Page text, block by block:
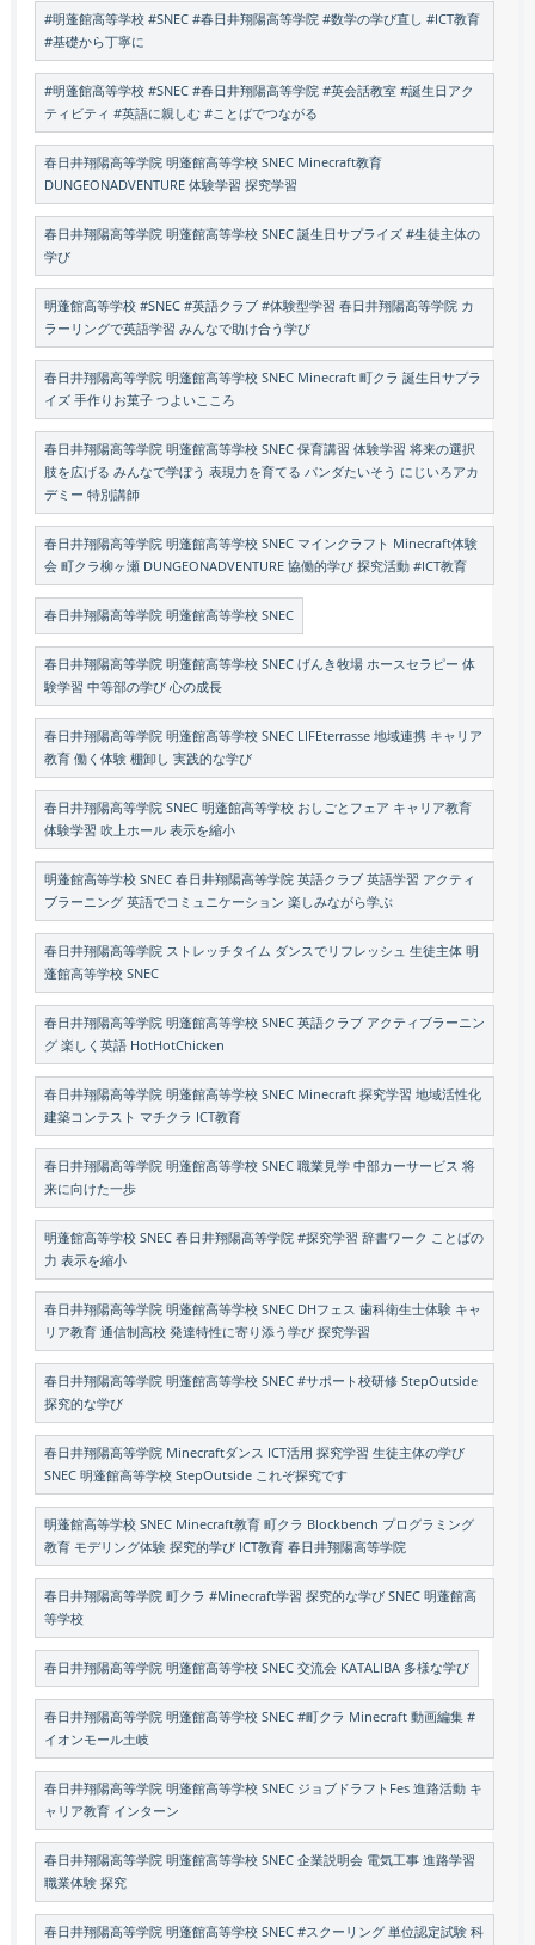
#明蓬館高等学校 #SNEC #春日井翔陽高等学院 #数学の学び直し #ICT教育
#基礎から丁寧に
#明蓬館高等学校 #SNEC #春日井翔陽高等学院 #英会話教室 #誕生日アク
ティビティ #英語に親しむ #ことばでつながる
春日井翔陽高等学院 明蓬館高等学校 SNEC Minecraft教育
DUNGEONADVENTURE 体験学習 探究学習
春日井翔陽高等学院 明蓬館高等学校 SNEC 誕生日サプライズ #生徒主体の
学び
明蓬館高等学校 #SNEC #英語クラブ #体験型学習 春日井翔陽高等学院 カ
ラーリングで英語学習 みんなで助け合う学び
春日井翔陽高等学院 明蓬館高等学校 SNEC Minecraft 町クラ 誕生日サプラ
イズ 手作りお菓子 つよいこころ
春日井翔陽高等学院 明蓬館高等学校 SNEC 保育講習 体験学習 将来の選択
肢を広げる みんなで学ぼう 表現力を育てる パンダたいそう にじいろアカ
デミー 特別講師
春日井翔陽高等学院 明蓬館高等学校 SNEC マインクラフト Minecraft体験
会 町クラ柳ヶ瀬 DUNGEONADVENTURE 協働的学び 探究活動 #ICT教育
春日井翔陽高等学院 明蓬館高等学校 SNEC
春日井翔陽高等学院 明蓬館高等学校 SNEC げんき牧場 ホースセラピー 体
験学習 中等部の学び 心の成長
春日井翔陽高等学院 明蓬館高等学校 SNEC LIFEterrasse 地域連携 キャリア
教育 働く体験 棚卸し 実践的な学び
春日井翔陽高等学院 SNEC 明蓬館高等学校 おしごとフェア キャリア教育
体験学習 吹上ホール 表示を縮小
明蓬館高等学校 SNEC 春日井翔陽高等学院 英語クラブ 英語学習 アクティ
ブラーニング 英語でコミュニケーション 楽しみながら学ぶ
春日井翔陽高等学院 ストレッチタイム ダンスでリフレッシュ 生徒主体 明
蓬館高等学校 SNEC
春日井翔陽高等学院 明蓬館高等学校 SNEC 英語クラブ アクティブラーニン
グ 楽しく英語 HotHotChicken
春日井翔陽高等学院 明蓬館高等学校 SNEC Minecraft 探究学習 地域活性化
建築コンテスト マチクラ ICT教育
春日井翔陽高等学院 明蓬館高等学校 SNEC 職業見学 中部カーサービス 将
来に向けた一歩
明蓬館高等学校 SNEC 春日井翔陽高等学院 #探究学習 辞書ワーク ことばの
力 表示を縮小
春日井翔陽高等学院 明蓬館高等学校 SNEC DHフェス 歯科衛生士体験 キャ
リア教育 通信制高校 発達特性に寄り添う学び 探究学習
春日井翔陽高等学院 明蓬館高等学校 SNEC #サポート校研修 StepOutside
探究的な学び
春日井翔陽高等学院 Minecraftダンス ICT活用 探究学習 生徒主体の学び
SNEC 明蓬館高等学校 StepOutside これぞ探究です
明蓬館高等学校 SNEC Minecraft教育 町クラ Blockbench プログラミング
教育 モデリング体験 探究的学び ICT教育 春日井翔陽高等学院
春日井翔陽高等学院 町クラ #Minecraft学習 探究的な学び SNEC 明蓬館高
等学校
春日井翔陽高等学院 明蓬館高等学校 SNEC 交流会 KATALIBA 多様な学び
春日井翔陽高等学院 明蓬館高等学校 SNEC #町クラ Minecraft 動画編集 #
イオンモール土岐
春日井翔陽高等学院 明蓬館高等学校 SNEC ジョブドラフトFes 進路活動 キ
ャリア教育 インターン
春日井翔陽高等学院 明蓬館高等学校 SNEC 企業説明会 電気工事 進路学習
職業体験 探究
春日井翔陽高等学院 明蓬館高等学校 SNEC #スクーリング 単位認定試験 科